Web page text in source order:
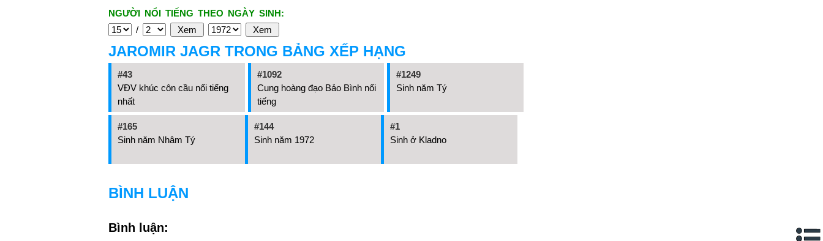
NGƯỜI NỔI TIẾNG THEO NGÀY SINH:
/
JAROMIR JAGR TRONG BẢNG XẾP HẠNG
#43
VĐV khúc côn cầu nổi tiếng
nhất
#1092
Cung hoàng đạo Bảo Bình nổi
tiếng
#1249
Sinh năm Tý
#165
Sinh năm Nhâm Tý
#144
Sinh năm 1972
#1
Sinh ở Kladno
BÌNH LUẬN
Bình luận: